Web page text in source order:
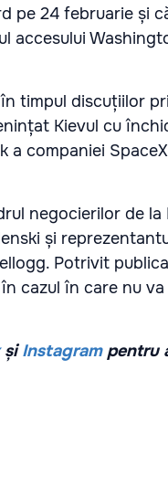
pe 24 februarie și
accesului
timpul discuțiilor
Kievul cu
a companiei
negocierilor de la
și
Potrivit
cazul în care nu
șiInstagrampentru